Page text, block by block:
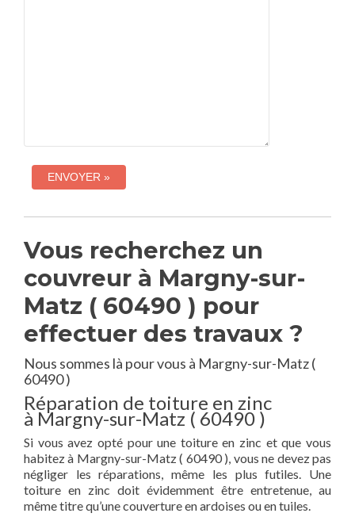
Vous recherchez un
couvreur à Margny-sur-
Matz ( 60490 ) pour
effectuer des travaux ?
Nous sommes là pour vous à Margny-sur-Matz (
60490 )
Réparation de toiture en zinc
à Margny-sur-Matz ( 60490 )
Si vous avez opté pour une toiture en zinc et que vous
habitez à Margny-sur-Matz ( 60490 ), vous ne devez pas
négliger les réparations, même les plus futiles. Une
toiture en zinc doit évidemment être entretenue, au
même titre qu’une couverture en ardoises ou en tuiles.